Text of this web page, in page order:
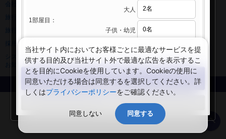
プライバシーポリシー
旅行業登録票・約款
ニュースリリース
採用情報
システムメンテナンスの
お知らせ
Copyright © NIPPON TRAVEL AGENCY Co.,LTD. All rights reserved.
1部屋目：
大人
子供・幼児
検索する
閉じる
当社サイト内においてお客様ごとに最適なサービスを提
供する目的及び当社サイト外で最適な広告を表示するこ
とを目的にCookieを使用しています。Cookieの使用に
同意いただける場合は同意するを選択してください。詳
しくはプライバシーポリシーをご確認ください。
同意しない 同意する